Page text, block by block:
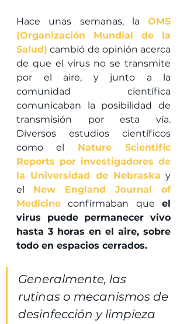
Hace unas semanas, la OMS
(Organización Mundial de la
Salud) cambió de opinión acerca
de que el virus no se transmite
por el aire, y junto a la
comunidad científica
comunicaban la posibilidad de
transmisión por esta vía.
Diversos estudios científicos
como el Nature Scientific
Reports por investigadores de
la Universidad de Nebraska y
el New England Journal of
Medicine confirmaban que el
virus puede permanecer vivo
hasta 3 horas en el aire, sobre
todo en espacios cerrados.
Generalmente, las
rutinas o mecanismos de
desinfección y limpieza